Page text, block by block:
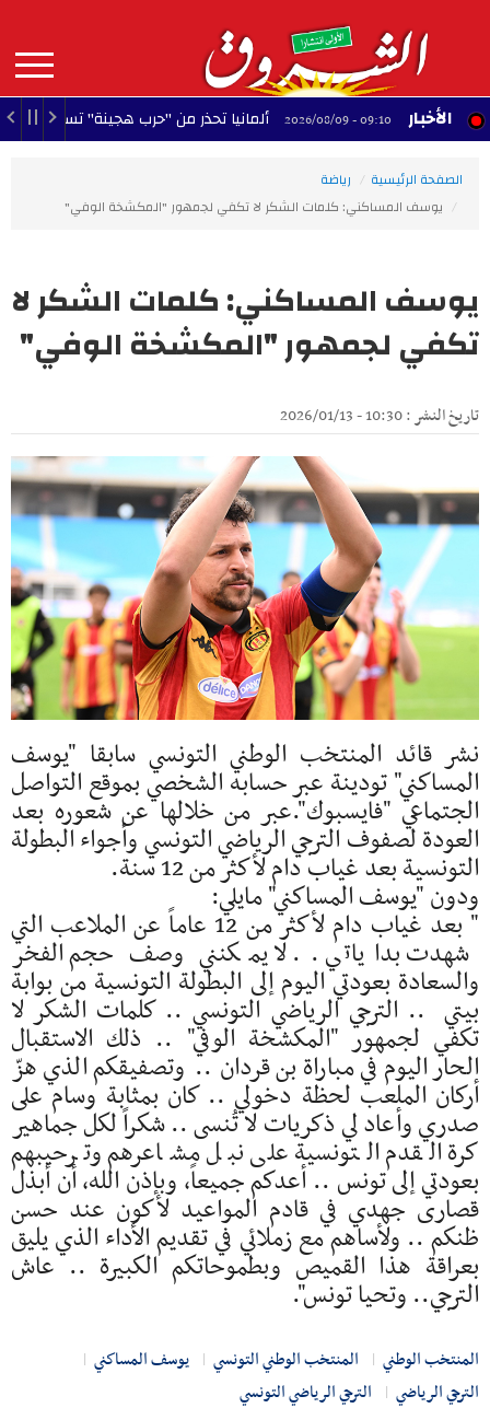
contenu
principal
MAIN
NAVIGATION الأخبار
09:10 - 2026/08/09 ألمانيا تحذر من "حرب هجينة" تستهدف استقرار
الصفحة الرئيسية
رياضة
يوسف المساكني: كلمات الشكر لا تكفي لجمهور "المكشخة الوفي"
يوسف المساكني: كلمات الشكر لا
تكفي لجمهور "المكشخة الوفي"
تاريخ النشر : 10:30 - 2026/01/13
نشر قائد المنتخب الوطني التونسي سابقا "يوسف
المساكني" تودينة عبر حسابه الشخصي بموقع التواصل
الجتماعي "فايسبوك".عبر من خلالها عن شعوره بعد
العودة لصفوف الترجي الرياضي التونسي وأجواء البطولة
التونسية بعد غياب دام لأكثر من 12 سنة.
ودون "يوسف المساكني" مايلي:
" بعد غياب دام لأكثر من 12 عاماً عن الملاعب التي
شهدت بداياتي .. لا يمكنني وصف حجم الفخر
والسعادة بعودتي اليوم إلى البطولة التونسية من بوابة
بيتي .. الترجي الرياضي التونسي .. كلمات الشكر لا
تكفي لجمهور "المكشخة الوفي" .. ذلك الاستقبال
الحار اليوم في مباراة بن قردان .. وتصفيقكم الذي هزّ
أركان الملعب لحظة دخولي .. كان بمثابة وسام على
صدري وأعاد لي ذكريات لا تُنسى .. شكراً لكل جماهير
كرة القدم التونسية على نبل مشاعرهم وترحيبهم
بعودتي إلى تونس .. أعدكم جميعاً، وبإذن الله، أن أبذل
قصارى جهدي في قادم المواعيد لأكون عند حسن
ظنكم .. ولأساهم مع زملائي في تقديم الأداء الذي يليق
بعراقة هذا القميص وبطموحاتكم الكبيرة .. عاش
الترجي.. وتحيا تونس".
المنتخب الوطني المنتخب الوطني التونسي
يوسف المساكني
الترجي الرياضي
الترجي الرياضي التونسي